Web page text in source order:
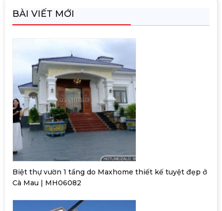
BÀI VIẾT MỚI
Biệt thự vườn 1 tầng do Maxhome thiết kế tuyệt đẹp ở
Cà Mau | MH06082